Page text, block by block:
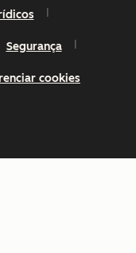
Segurança
cookies